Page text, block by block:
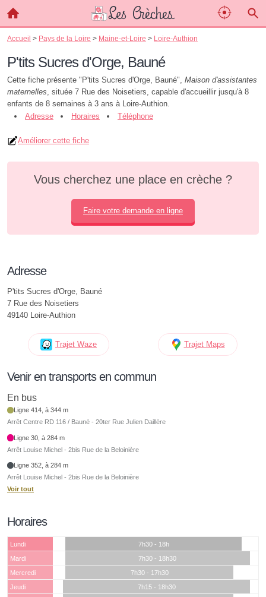
Accueil > Pays de la Loire > Maine-et-Loire > Loire-Authion
P'tits Sucres d'Orge, Bauné
Cette fiche présente "P'tits Sucres d'Orge, Bauné", Maison d'assistantes
maternelles, située 7 Rue des Noisetiers, capable d'accueillir jusqu'à 8
enfants de 8 semaines à 3 ans à Loire-Authion.
Adresse
Horaires Téléphone
Améliorer cette fiche
Vous cherchez une place en crèche ?
Faire votre demande en ligne
Adresse
P'tits Sucres d'Orge, Bauné
7 Rue des Noisetiers
49140 Loire-Authion
Trajet Waze Trajet Maps
Venir en transports en commun
En bus
Ligne 414, à 344 m
Arrêt Centre RD 116 / Bauné - 20ter Rue Julien Daillère
Ligne 30, à 284 m
Arrêt Louise Michel - 2bis Rue de la Beloinière
Ligne 352, à 284 m
Arrêt Louise Michel - 2bis Rue de la Beloinière
Voir tout
Horaires
Lundi
7h30 - 18h
Mardi
7h30 - 18h30
Mercredi
7h30 - 17h30
Jeudi
7h15 - 18h30